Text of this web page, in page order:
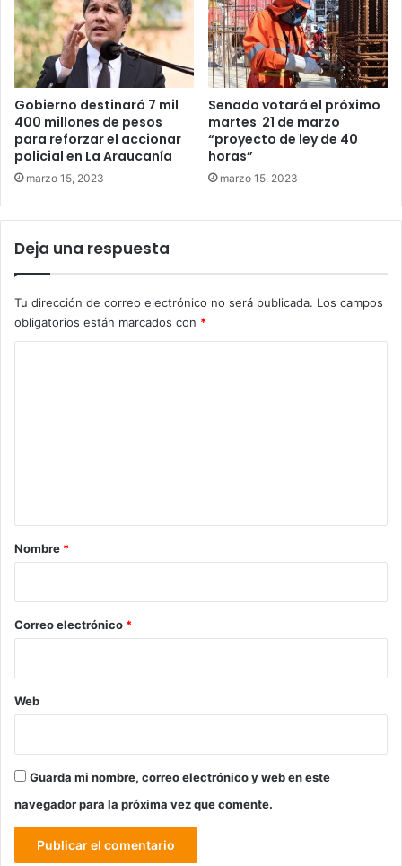
Gobierno destinará 7 mil
400 millones de pesos
para reforzar el accionar
policial en La Araucanía
marzo 15, 2023
Senado votará el próximo
martes 21 de marzo
“proyecto de ley de 40
horas”
marzo 15, 2023
Deja una respuesta
Tu dirección de correo electrónico no será publicada. Los campos
obligatorios están marcados con *
r
*
Nombre *
Correo electrónico *
Web
Guarda mi nombre, correo electrónico y web en este
navegador para la próxima vez que comente.